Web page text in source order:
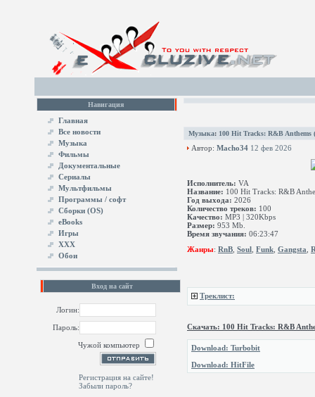
Навигация
Главная
Все новости
Музыка
Фильмы
Документальные
Сериалы
Мультфильмы
Программы / софт
Сборки (OS)
eBooks
Игры
XXX
Обои
Вход на сайт
Логин:
Пароль:
Чужой компьютер
Регистрация на сайте!
Забыли пароль?
Музыка: 100 Hit Tracks: R&B Anthems
Автор: Macho34 12 фев 2026
Исполнитель: VA
Название: 100 Hit Tracks: R&B
Год выхода: 2026
Количество треков: 100
Качество: MP3 | 320Kbps
Размер: 953 Mb.
Время звучания: 06:23:47
Жанры: RnB Soul Funk Gangsta
Треклист:
Скачать: 100 Hit Tracks: R&B
Download: Turbobit
Download: HitFile